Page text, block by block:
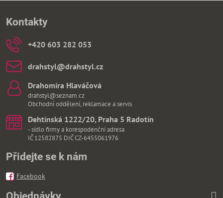
Kontakty
+420 603 282 053
drahstyl​@drahstyl​.cz
Drahomíra Hlaváčová
drahstyl@seznam.cz
Obchodní oddělení, reklamace a servis
Dehtínská 1222/20, Praha 5 Radotín
- sídlo firmy a korespodenční adresa
IČ 12582875 DIČ CZ-6455061976
Přidejte se k nám
Facebook